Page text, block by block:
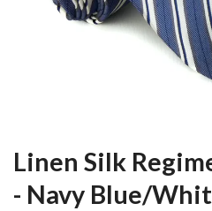
Linen Silk
- Navy Blue/